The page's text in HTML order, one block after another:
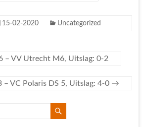
15-02-2020 Uncategorized
– VV Utrecht M6, Uitslag: 0-2
– VC Polaris DS 5, Uitslag: 4-0 →